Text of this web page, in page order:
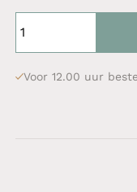
Voor 12.00 uur